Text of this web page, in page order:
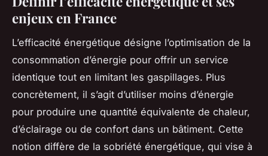
enjeux en France
L’efficacité énergétique désigne l’optimisation de la
consommation d’énergie pour offrir un service
identique tout en limitant les gaspillages. Plus
concrètement, il s’agit d’utiliser moins d’énergie
pour produire une quantité équivalente de chaleur,
d’éclairage ou de confort dans un bâtiment. Cette
notion diffère de la sobriété énergétique, qui vise à